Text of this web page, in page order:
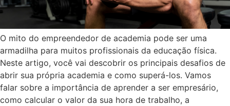
O mito do empreendedor de academia pode ser uma
armadilha para muitos profissionais da educação física.
Neste artigo, você vai descobrir os principais desafios de
abrir sua própria academia e como superá-los. Vamos
falar sobre a importância de aprender a ser empresário,
como calcular o valor da sua hora de trabalho, a